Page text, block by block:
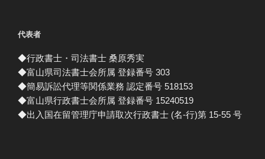
代表者
◆行政書士・司法書士 桑原秀実
◆富山県司法書士会所属 登録番号 303
◆簡易訴訟代理等関係業務 認定番号 518153
◆富山県行政書士会所属 登録番号 15240519
◆出入国在留管理庁申請取次行政書士 (名-行)第 15-55 号